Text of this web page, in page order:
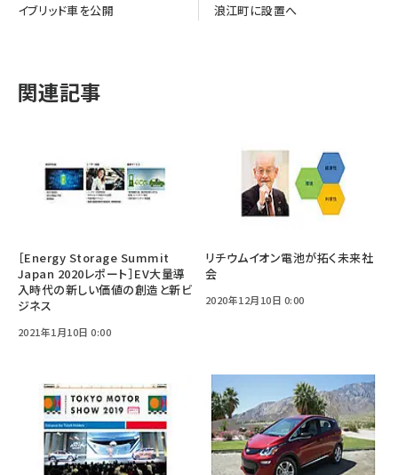
イブリッド車を公開
浪江町に設置へ
関連記事
［Energy Storage Summit
Japan 2020レポート］EV大量導
入時代の新しい価値の創造と新ビ
ジネス
2021年1月10日 0:00
リチウムイオン電池が拓く未来社
会
2020年12月10日 0:00